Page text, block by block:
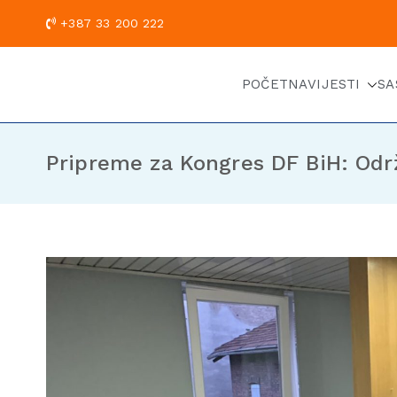
+387 33 200
POČETNAVIJESTI
Pripreme za Kongres DF BiH: